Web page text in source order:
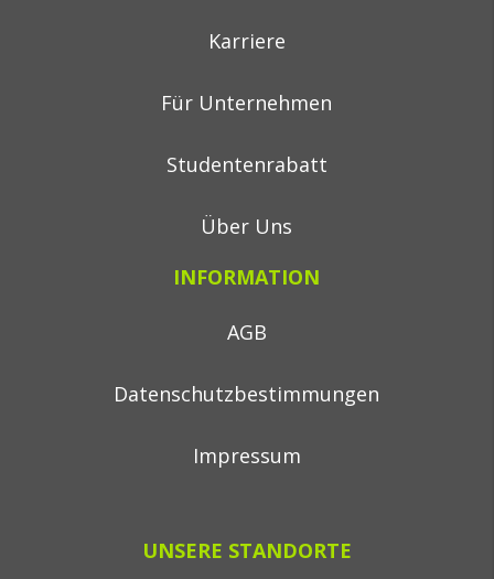
Karriere
Für Unternehmen
Studentenrabatt
Über Uns
INFORMATION
AGB
Datenschutzbestimmungen
Impressum
UNSERE STANDORTE